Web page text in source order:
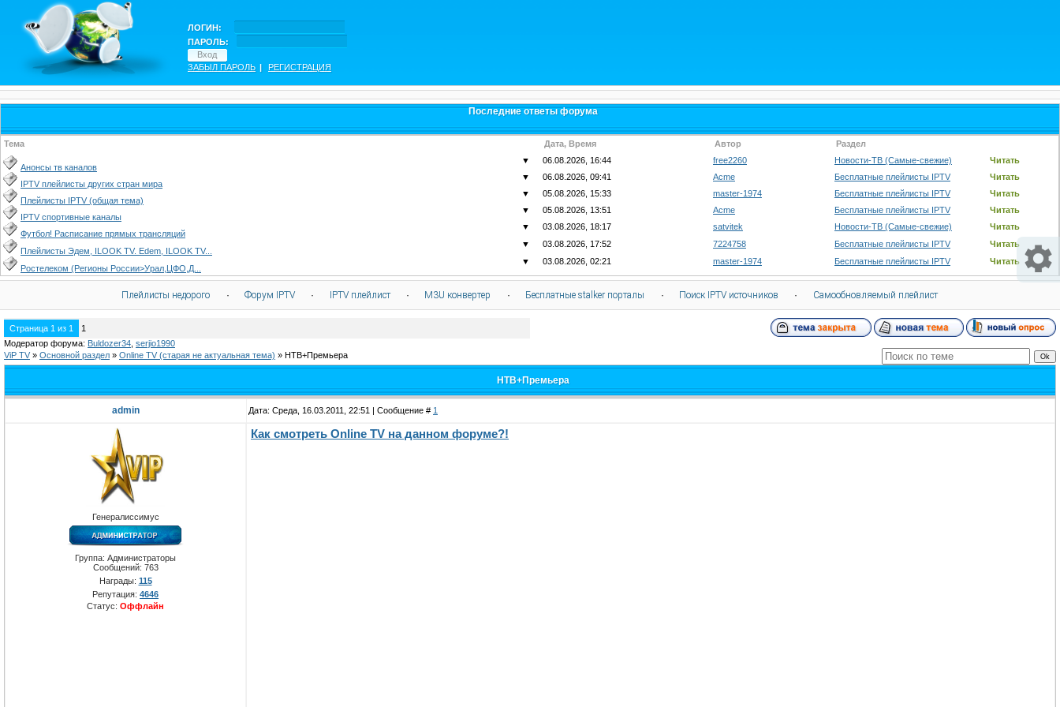
ЛОГИН:
ПАРОЛЬ:
ЗАБЫЛ ПАРОЛЬ | РЕГИСТРАЦИЯ
Последние ответы форума
Тема Дата, Время Автор Раздел
Анонсы тв каналов
▼ 06.08.2026, 16:44 free2260 Новости-ТВ (Самые-свежие) Читать
IPTV плейлисты других стран мира
▼ 06.08.2026, 09:41 Acme Бесплатные плейлисты IPTV Читать
Плейлисты IPTV (общая тема)
▼ 05.08.2026, 15:33 master-1974 Бесплатные плейлисты IPTV Читать
IPTV спортивные каналы
▼ 05.08.2026, 13:51 Acme Бесплатные плейлисты IPTV Читать
Футбол! Расписание прямых трансляций
▼ 03.08.2026, 18:17 satvitek Новости-ТВ (Самые-свежие) Читать
Плейлисты Эдем, ILOOK TV. Edem, ILOOK TV...
▼ 03.08.2026, 17:52 7224758 Бесплатные плейлисты IPTV Читать
Ростелеком (Регионы России>Урал,ЦФО,Д...
▼ 03.08.2026, 02:21 master-1974 Бесплатные плейлисты IPTV Читать
Плейлисты недорого · Форум IPTV · IPTV плейлист · M3U конвертер · Бесплатные stalker порталы · Поиск IPTV источников · Самообновляемый плейлист
Страница 1 из 1
1
Модератор форума: Buldozer34 serjio1990
ViP TV » Oсновной раздел » Online TV (старая не актуальная тема) » НТВ+Премьера
НТВ+Премьера
admin Дата: Среда, 16.03.2011, 22:51 | Сообщение # 1
Генералиссимус
Группа: Администраторы
Сообщений: 763
Награды: 115
Репутация: 4646
Статус: Оффлайн
Как смотреть Оnline TV на данном форуме?!